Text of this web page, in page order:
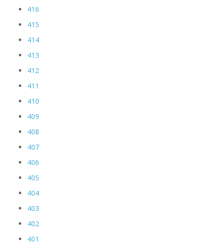
416
415
414
413
412
411
410
409
408
407
406
405
404
403
402
401